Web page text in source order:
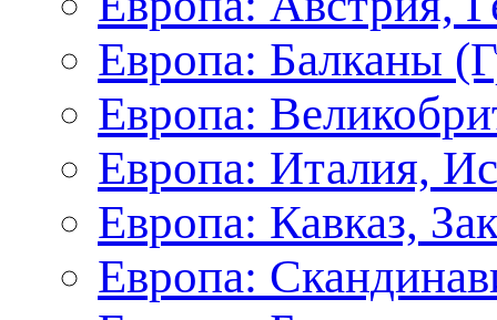
Европа: Балканы
Европа:
Европа: Италия,
Европа: Кавказ,
Европа: